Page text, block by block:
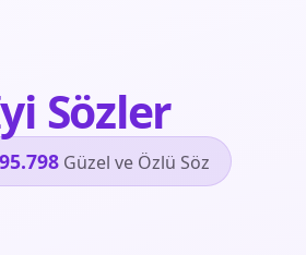
Sözler
95.798Güzel ve Özlü Söz